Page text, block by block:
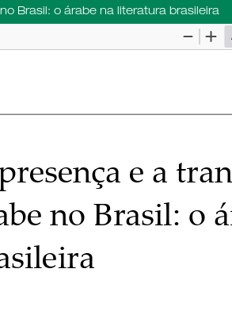
Brasil: o árabe na literatura brasileira